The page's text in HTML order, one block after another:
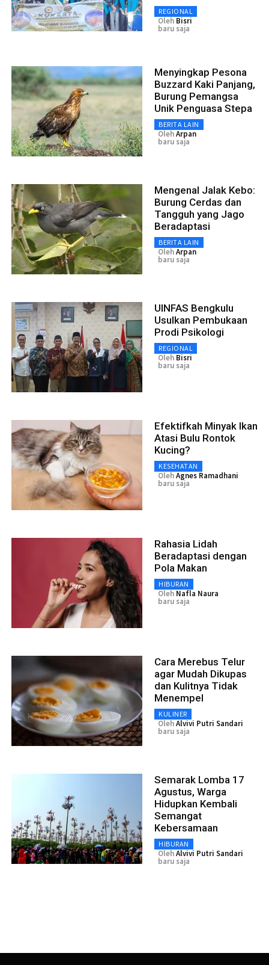
REGIONAL
Oleh Bisri
baru saja
Menyingkap Pesona
Buzzard Kaki Panjang,
Burung Pemangsa
Unik Penguasa Stepa
BERITA LAIN
OlehArpan
baru saja
Mengenal Jalak Kebo:
Burung Cerdas dan
Tangguh yang Jago
Beradaptasi
BERITA LAIN
OlehArpan
baru saja
UINFAS Bengkulu
Usulkan Pembukaan
Prodi Psikologi
REGIONAL
Oleh Bisri
baru saja
Efektifkah Minyak Ikan
Atasi Bulu Rontok
Kucing?
KESEHATAN
OlehAgnes Ramadhani
baru saja
Rahasia Lidah
Beradaptasi dengan
Pola Makan
HIBURAN
Oleh Nafla Naura
baru saja
Cara Merebus Telur
agar Mudah Dikupas
dan Kulitnya Tidak
Menempel
KULINER
OlehAlvivi Putri Sandari
baru saja
Semarak Lomba 17
Agustus, Warga
Hidupkan Kembali
Semangat
Kebersamaan
HIBURAN
OlehAlvivi Putri Sandari
baru saja